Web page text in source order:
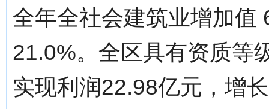
全年全社会建筑业增加值
21.0%。全区具有资质等
实现利润22.98亿元，增